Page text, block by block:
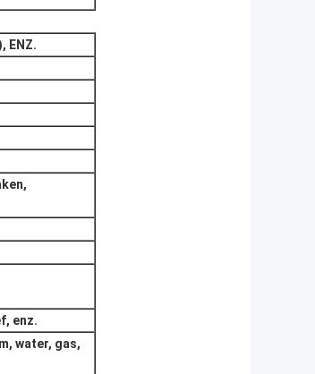
ENZ.
enz.
water, gas,